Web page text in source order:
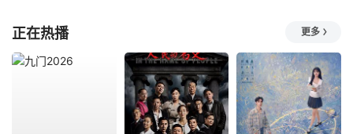
正在热播 更多